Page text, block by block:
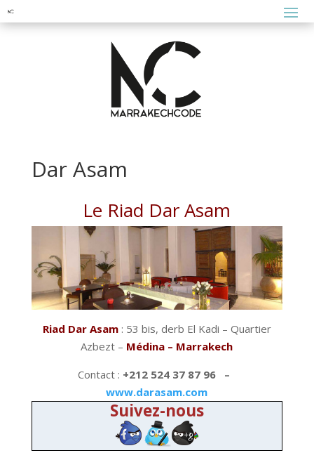
Dar Asam
Le Riad Dar Asam
Riad Dar Asam: 53 bis, derb El Kadi – Quartier
Azbezt – Médina – Marrakech
Contact : +212 524 37 87 96 –
www.darasam.com
Suivez-nous